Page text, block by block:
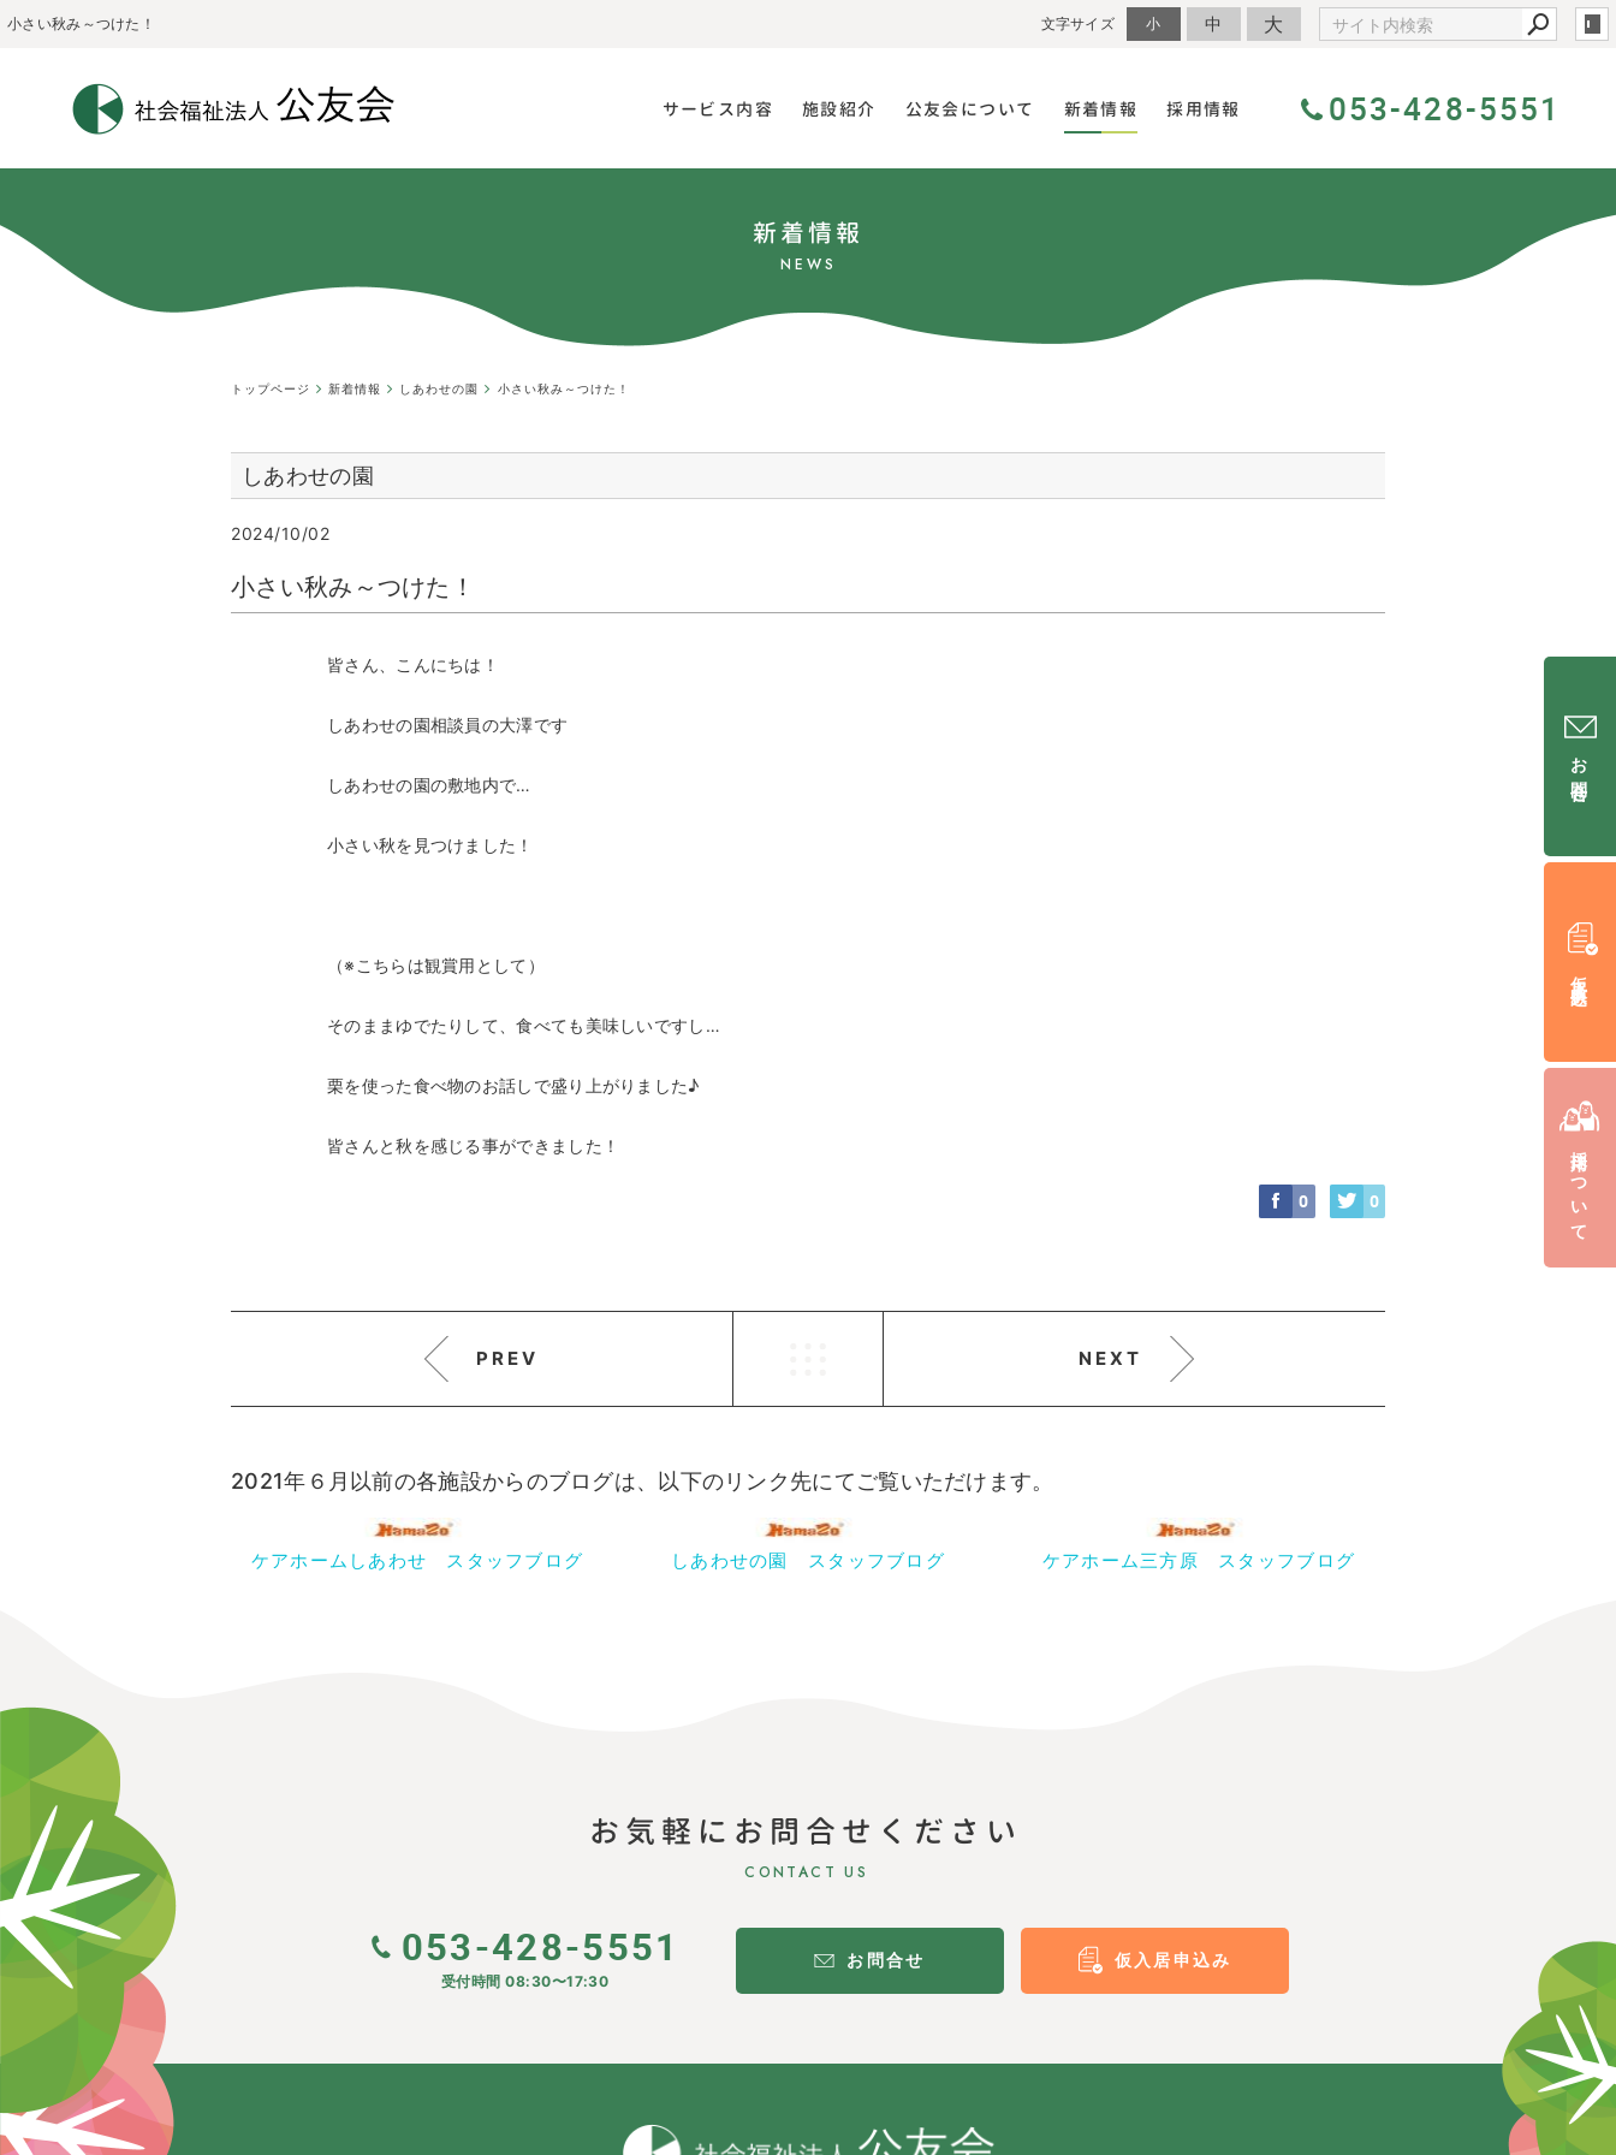
小さい秋み～つけた！ 文字サイズ 小 中 大
サービス内容 施設紹介 公友会について 新着情報 採用情報 053-428-5551
新着情報
NEWS
トップページ 新着情報 しあわせの園 小さい秋み～つけた！
しあわせの園
2024/10/02
小さい秋み～つけた！
皆さん、こんにちは！
しあわせの園相談員の大澤です
しあわせの園の敷地内で…
小さい秋を見つけました！
（※こちらは観賞用として）
そのままゆでたりして、食べても美味しいですし…
栗を使った食べ物のお話しで盛り上がりました♪
皆さんと秋を感じる事ができました！
0 0
PREV NEXT
2021年６月以前の各施設からのブログは、以下のリンク先にてご覧いただけます。
ケアホームしあわせ スタッフブログ しあわせの園 スタッフブログ ケアホーム三方原 スタッフブログ
お問合せ
仮入居申込み
採用について
お気軽にお問合せください
CONTACT US
053-428-5551
受付時間 08:30〜17:30
お問合せ 仮入居申込み